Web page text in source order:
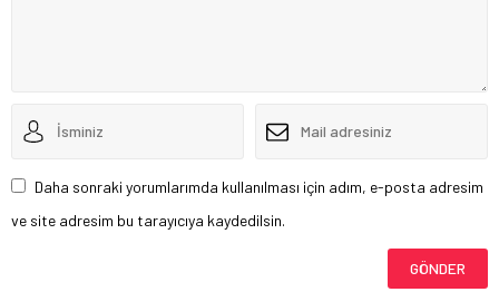
Daha sonraki yorumlarımda kullanılması için adım, e-posta adresim
ve site adresim bu tarayıcıya kaydedilsin.